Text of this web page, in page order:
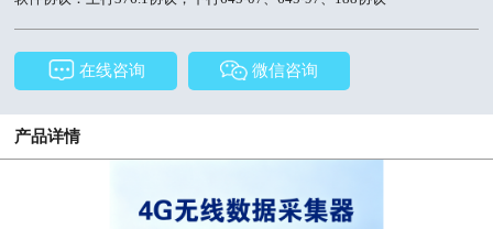
在线咨询 微信咨询
产品详情